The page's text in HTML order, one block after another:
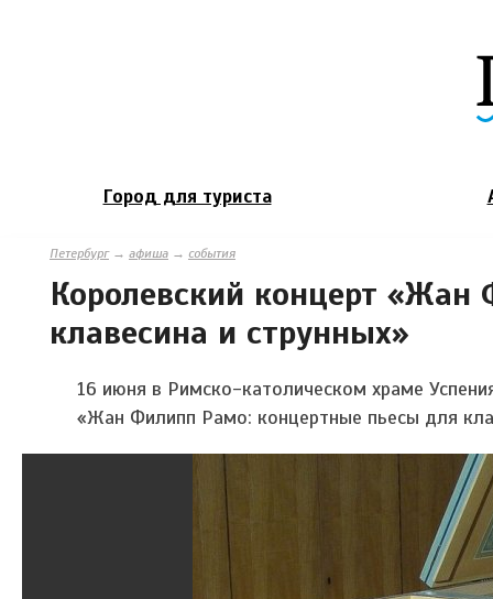
Город для туриста
Петербург→ афиша → события
Королевский концерт
клавесина и струнных»
16 июня в Римско-католическом храме
«Жан Филипп Рамо: концертные пьесы для